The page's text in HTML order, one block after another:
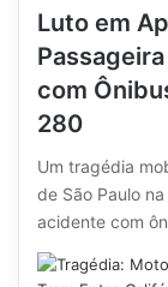
Luto em
com
280
Um tragédia
de São Paulo
acidente com